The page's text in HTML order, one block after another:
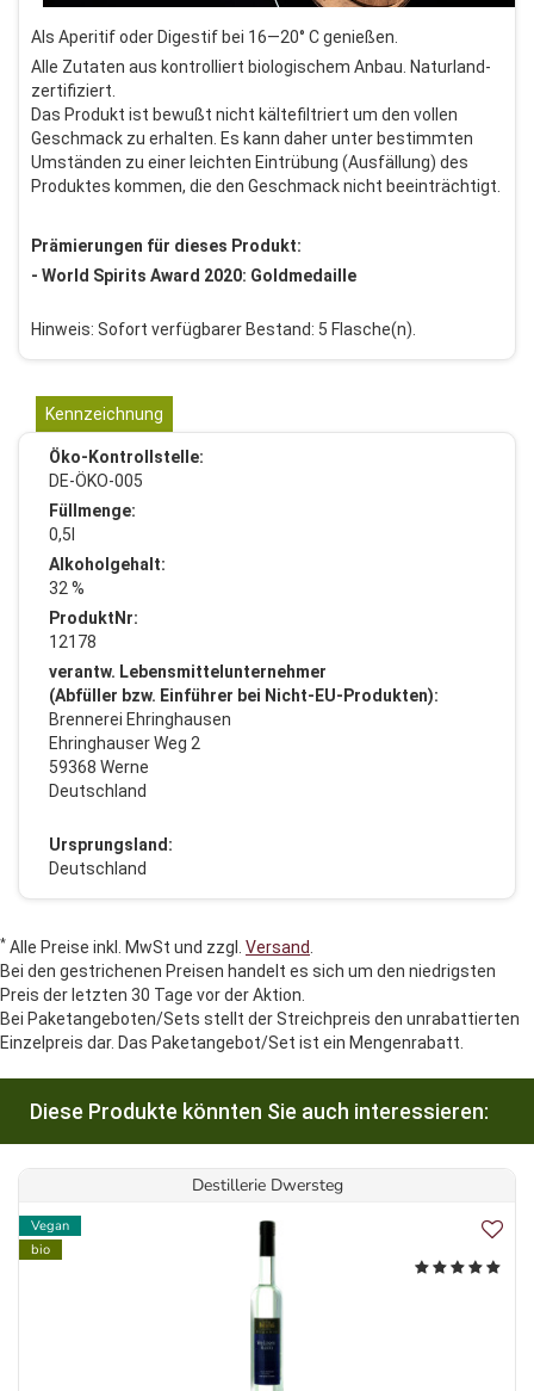
Als Aperitif oder Digestif bei 16—20° C genießen.
Alle Zutaten aus kontrolliert biologischem Anbau. Naturland-
zertifiziert.
Das Produkt ist bewußt nicht kältefiltriert um den vollen
Geschmack zu erhalten. Es kann daher unter bestimmten
Umständen zu einer leichten Eintrübung (Ausfällung) des
Produktes kommen, die den Geschmack nicht beeinträchtigt.
Prämierungen für dieses Produkt:
- World Spirits Award 2020: Goldmedaille
Hinweis: Sofort verfügbarer Bestand: 5 Flasche(n).
Kennzeichnung
Öko-Kontrollstelle:
DE-ÖKO-005
Füllmenge:
0,5l
Alkoholgehalt:
32 %
ProduktNr:
12178
verantw. Lebensmittelunternehmer
(Abfüller bzw. Einführer bei Nicht-EU-Produkten):
Brennerei Ehringhausen
Ehringhauser Weg 2
59368 Werne
Deutschland
Ursprungsland:
Deutschland
* Alle Preise inkl. MwSt und zzgl. Versand
Bei den gestrichenen Preisen handelt es sich um den niedrigsten
Preis der letzten 30 Tage vor der Aktion.
Bei Paketangeboten/Sets stellt der Streichpreis den unrabattierten
Einzelpreis dar. Das Paketangebot/Set ist ein Mengenrabatt.
Diese Produkte könnten Sie auch interessieren:
Destillerie Dwersteg
Vegan
bio